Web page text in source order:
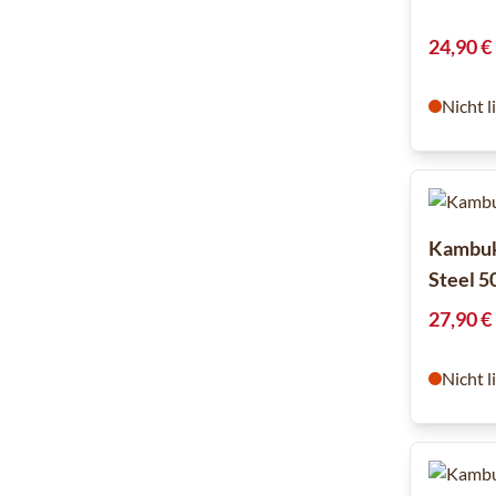
24,90 €
Nicht
Steel
27,90 €
Nicht